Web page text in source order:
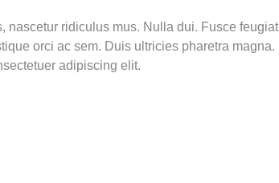
nascetur ridiculus mus. Nulla dui. Fusce feugiat
orci ac sem. Duis ultricies pharetra magna.
adipiscing elit.